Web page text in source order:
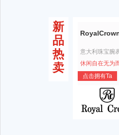
新
品
热
卖
意大利珠宝腕
休闲自在无为
点击拥有Ta